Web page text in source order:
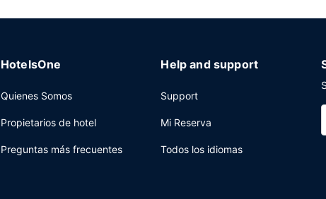
HotelsOne
Quienes Somos
Propietarios de hotel
Preguntas más frecuentes
Help and support
Support
Mi Reserva
Todos los idiomas